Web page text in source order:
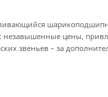
цены,
звеньев – за